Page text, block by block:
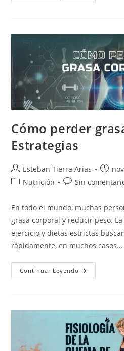
Y
Beneficios
Cómo perder
Estrategias
Autor
de
Esteban Tierra Arias
de
Categoría
la
Nutrición
Comentarios
la
entrada:
Sin
En todo el mundo, muchas
grasa corporal y reducir peso.
ejercicio y dietas estrictas
rápidamente, en muchos casos…
Continuar Leyendo Cómo
Perder